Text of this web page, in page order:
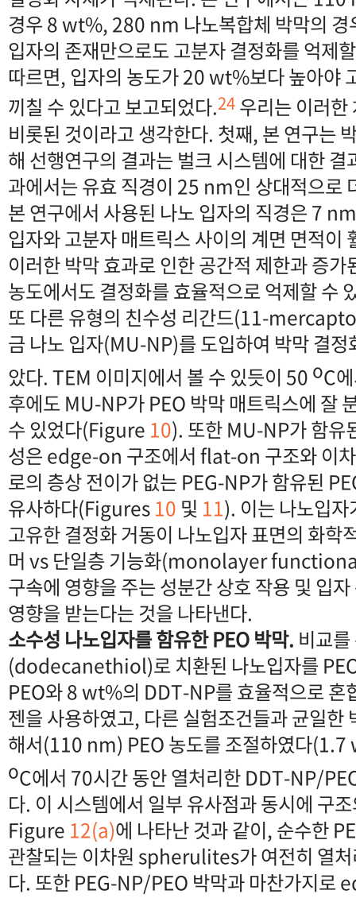
경우 8 wt%, 280 nm 나노복합체 박막의
입자의 존재만으로도 고분자 결정화를 억제
따르면, 입자의 농도가 20 wt%보다 높아야
끼칠 수 있다고 보고되었다.24우리는 이러한
비롯된 것이라고 생각한다. 첫째, 본 연구는
해 선행연구의 결과는 벌크 시스템에 대한
과에서는 유효 직경이 25 nm인 상대적으로
본 연구에서 사용된 나노 입자의 직경은 7
입자와 고분자 매트릭스 사이의 계면 면적이
이러한 박막 효과로 인한 공간적 제한과 증
농도에서도 결정화를 효율적으로 억제할 수
또 다른 유형의 친수성 리간드(11-
금 나노 입자(MU-NP)를 도입하여 박막 결정
았다. TEM 이미지에서 볼 수 있듯이 50 oC
후에도 MU-NP가 PEO 박막 매트릭스에 잘
수 있었다(Figure 10). 또한 MU-NP가 함유
성은 edge-on 구조에서 flat-on 구조와 이
로의 층상 전이가 없는 PEG-NP가 함유된
유사하다(Figures10 및 11). 이는 나노입
고유한 결정화 거동이 나노입자 표면의 화학
머 vs 단일층 기능화(monolayer
구속에 영향을 주는 성분간 상호 작용 및 입
영향을 받는다는 것을 나타낸다.
소수성 나노입자를 함유한 PEO 박막. 비교
(dodecanethiol)로 치환된 나노입자를
PEO와 8 wt%의 DDT-NP를 효율적으로 혼
젠을 사용하였고, 다른 실험조건들과 균일한
해서(110 nm) PEO 농도를 조절하였다
oC에서 70시간 동안 열처리한 DDT-NP/
다. 이 시스템에서 일부 유사점과 동시에 구
Figure 12(a)에 나타난 것과 같이, 순수한
관찰되는 이차원 spherulites가 여전히 ​​열
다. 또한 PEG-NP/PEO 박막과 마찬가지